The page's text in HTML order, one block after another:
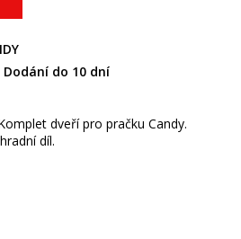
Dodání do 10 dní
dveří pro pračku Candy.
díl.